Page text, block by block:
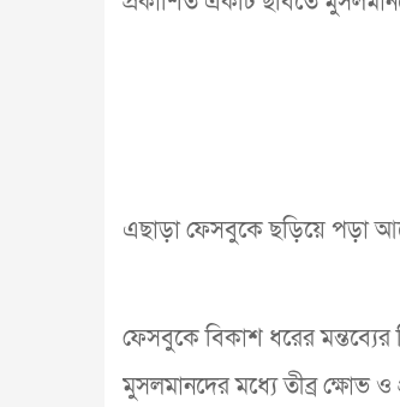
এছাড়া ফেসবুকে ছড়িয়ে পড়া
ফেসবুকে বিকাশ ধরের মন্তব্যের
মুসলমানদের মধ্যে তীব্র ক্ষোভ ও